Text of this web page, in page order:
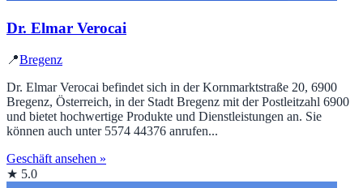
Dr. Elmar Verocai
📍Bregenz
Dr. Elmar Verocai befindet sich in der Kornmarktstraße 20, 6900
Bregenz, Österreich, in der Stadt Bregenz mit der Postleitzahl 6900
und bietet hochwertige Produkte und Dienstleistungen an. Sie
können auch unter 5574 44376 anrufen...
Geschäft ansehen »
★ 5.0